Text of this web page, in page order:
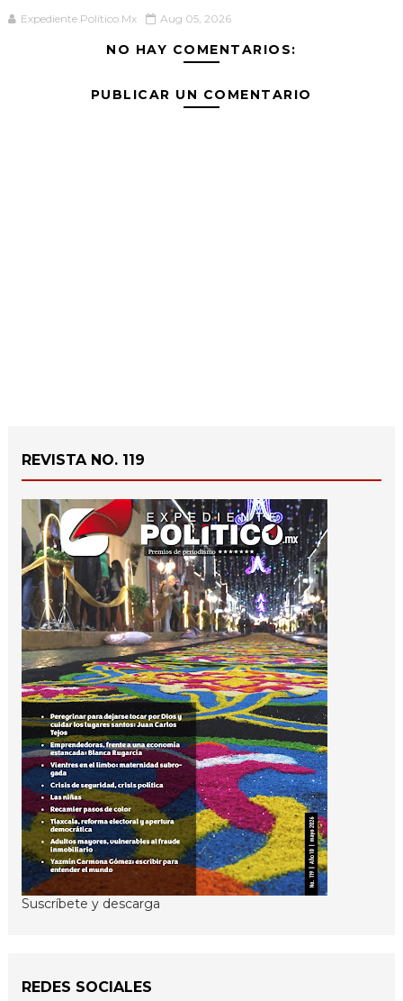
Expediente Político.Mx Aug 05, 2026
NO HAY COMENTARIOS:
PUBLICAR UN COMENTARIO
REVISTA NO. 119
Suscríbete y descarga
REDES SOCIALES